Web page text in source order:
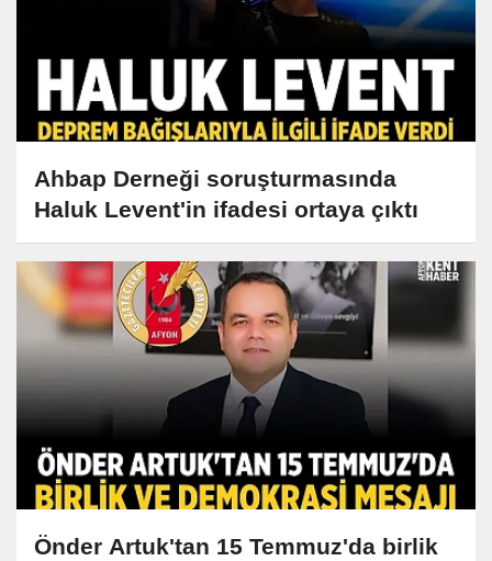
Ahbap Derneği soruşturmasında
Haluk Levent'in ifadesi ortaya çıktı
Önder Artuk'tan 15 Temmuz'da birlik